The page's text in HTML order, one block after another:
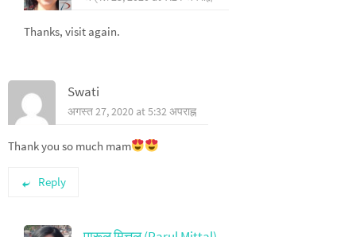
Thanks, visit again.
Swati
अगस्त 27, 2020 at 5:32 अपराह्न
Thank you so much mam
Reply